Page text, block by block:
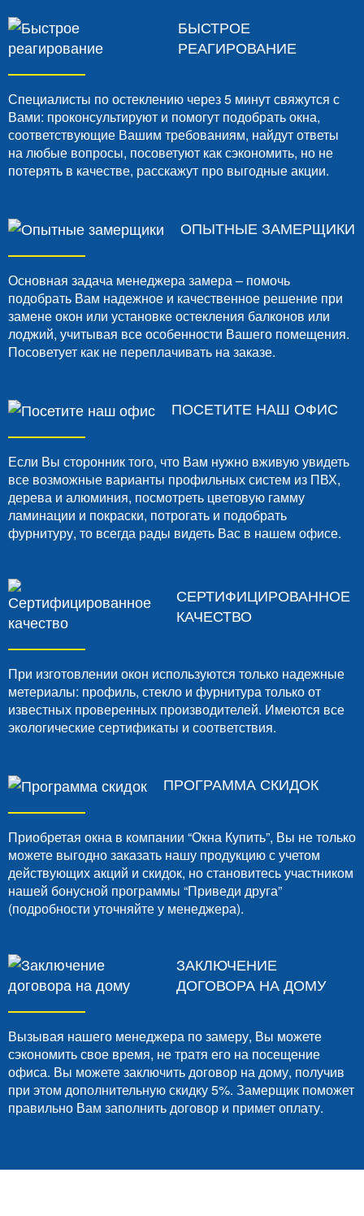
БЫСТРОЕ
РЕАГИРОВАНИЕ
Специалисты по остеклению через 5 минут свяжутся с
Вами: проконсультируют и помогут подобрать окна,
соответствующие Вашим требованиям, найдут ответы
на любые вопросы, посоветуют как сэкономить, но не
потерять в качестве, расскажут про выгодные акции.
ОПЫТНЫЕ ЗАМЕРЩИКИ
Основная задача менеджера замера – помочь
подобрать Вам надежное и качественное решение при
замене окон или установке остекления балконов или
лоджий, учитывая все особенности Вашего помещения.
Посоветует как не переплачивать на заказе.
ПОСЕТИТЕ НАШ ОФИС
Если Вы сторонник того, что Вам нужно вживую увидеть
все возможные варианты профильных систем из ПВХ,
дерева и алюминия, посмотреть цветовую гамму
ламинации и покраски, потрогать и подобрать
фурнитуру, то всегда рады видеть Вас в нашем офисе.
СЕРТИФИЦИРОВАННОЕ
КАЧЕСТВО
При изготовлении окон используются только надежные
метериалы: профиль, стекло и фурнитура только от
известных проверенных производителей. Имеются все
экологические сертификаты и соответствия.
ПРОГРАММА СКИДОК
Приобретая окна в компании “Окна Купить”, Вы не только
можете выгодно заказать нашу продукцию с учетом
действующих акций и скидок, но становитесь участником
нашей бонусной программы “Приведи друга”
(подробности уточняйте у менеджера).
ЗАКЛЮЧЕНИЕ
ДОГОВОРА НА ДОМУ
Вызывая нашего менеджера по замеру, Вы можете
сэкономить свое время, не тратя его на посещение
офиса. Вы можете заключить договор на дому, получив
при этом дополнительную скидку 5%. Замерщик поможет
правильно Вам заполнить договор и примет оплату.